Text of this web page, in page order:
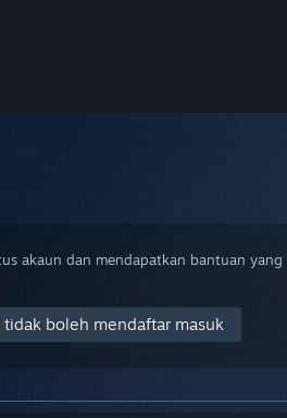
akaun dan mendapatkan bantuan yang
tidak boleh mendaftar masuk